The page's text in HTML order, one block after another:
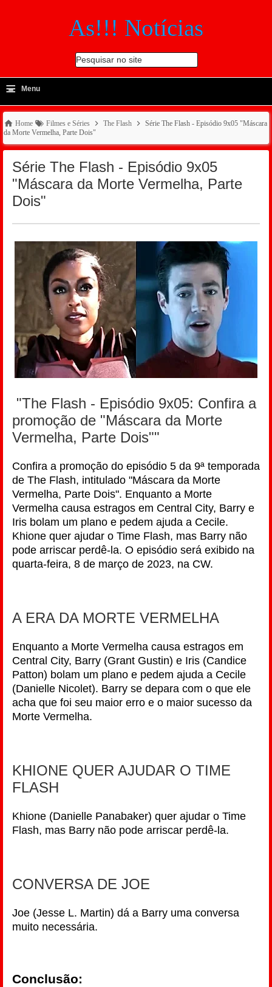
As!!! Notícias
Pesquisar no site
-
≡ Menu
Home Filmes e Séries The Flash
Série The Flash - Episódio 9x05 "Máscara
da Morte Vermelha, Parte Dois"
Série The Flash - Episódio 9x05
"Máscara da Morte Vermelha, Parte
Dois"
"The Flash - Episódio 9x05: Confira a
promoção de "Máscara da Morte
Vermelha, Parte Dois""
Confira a promoção do episódio 5 da 9ª temporada
de The Flash, intitulado "Máscara da Morte
Vermelha, Parte Dois". Enquanto a Morte
Vermelha causa estragos em Central City, Barry e
Iris bolam um plano e pedem ajuda a Cecile.
Khione quer ajudar o Time Flash, mas Barry não
pode arriscar perdê-la. O episódio será exibido na
quarta-feira, 8 de março de 2023, na CW.
A ERA DA MORTE VERMELHA
Enquanto a Morte Vermelha causa estragos em
Central City, Barry (Grant Gustin) e Iris (Candice
Patton) bolam um plano e pedem ajuda a Cecile
(Danielle Nicolet). Barry se depara com o que ele
acha que foi seu maior erro e o maior sucesso da
Morte Vermelha.
KHIONE QUER AJUDAR O TIME
FLASH
Khione (Danielle Panabaker) quer ajudar o Time
Flash, mas Barry não pode arriscar perdê-la.
CONVERSA DE JOE
Joe (Jesse L. Martin) dá a Barry uma conversa
muito necessária.
Conclusão: